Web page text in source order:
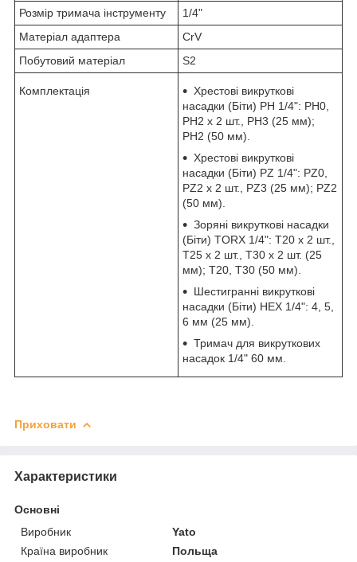
Розмір тримача інструменту
1/4"
Матеріал адаптера
CrV
Побутовий матеріал
S2
Комплектація
Хрестові викруткові
насадки (Біти) PH 1/4": PH0,
PH2 х 2 шт., PH3 (25 мм);
PH2 (50 мм).
Хрестові викруткові
насадки (Біти) PZ 1/4": PZ0,
PZ2 х 2 шт., PZ3 (25 мм); PZ2
(50 мм).
Зоряні викруткові насадки
(Біти) TORX 1/4": T20 х 2 шт.,
T25 х 2 шт., T30 х 2 шт. (25
мм); T20, T30 (50 мм).
Шестигранні викруткові
насадки (Біти) HEX 1/4": 4, 5,
6 мм (25 мм).
Тримач для викруткових
насадок 1/4" 60 мм.
Приховати
Характеристики
Основні
Виробник
Yato
Країна виробник
Польща